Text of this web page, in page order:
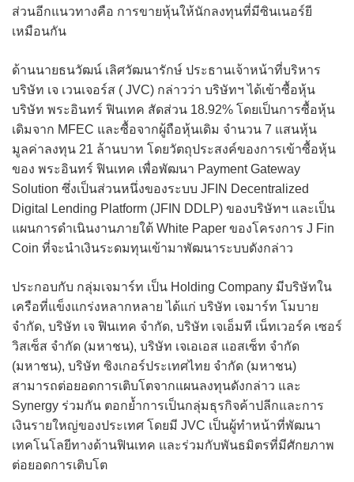
ส่วนอีกแนวทางคือ การขายหุ้นให้นักลงทุนที่มีซินเนอร์ยี
เหมือนกัน
ด้านนายธนวัฒน์ เลิศวัฒนารักษ์ ประธานเจ้าหน้าที่บริหาร
บริษัท เจ เวนเจอร์ส ( JVC) กล่าวว่า บริษัทฯ ได้เข้าซื้อหุ้น
บริษัท พระอินทร์ ฟินเทค สัดส่วน 18.92% โดยเป็นการซื้อหุ้น
เดิมจาก MFEC และซื้อจากผู้ถือหุ้นเดิม จำนวน 7 แสนหุ้น
มูลค่าลงทุน 21 ล้านบาท โดยวัตถุประสงค์ของการเข้าซื้อหุ้น
ของ พระอินทร์ ฟินเทค เพื่อพัฒนา Payment Gateway
Solution ซึ่งเป็นส่วนหนึ่งของระบบ JFIN Decentralized
Digital Lending Platform (JFIN DDLP) ของบริษัทฯ และเป็น
แผนการดำเนินงานภายใต้ White Paper ของโครงการ J Fin
Coin ที่จะนำเงินระดมทุนเข้ามาพัฒนาระบบดังกล่าว
ประกอบกับ กลุ่มเจมาร์ท เป็น Holding Company มีบริษัทใน
เครือที่แข็งแกร่งหลากหลาย ได้แก่ บริษัท เจมาร์ท โมบาย
จำกัด, บริษัท เจ ฟินเทค จำกัด, บริษัท เจเอ็มที เน็ทเวอร์ค เซอร์
วิสเซ็ส จำกัด (มหาชน), บริษัท เจเอเอส แอสเซ็ท จำกัด
(มหาชน), บริษัท ซิงเกอร์ประเทศไทย จำกัด (มหาชน)
สามารถต่อยอดการเติบโตจากแผนลงทุนดังกล่าว และ
Synergy ร่วมกัน ตอกย้ำการเป็นกลุ่มธุรกิจค้าปลีกและการ
เงินรายใหญ่ของประเทศ โดยมี JVC เป็นผู้ทำหน้าที่พัฒนา
เทคโนโลยีทางด้านฟินเทค และร่วมกับพันธมิตรที่มีศักยภาพ
ต่อยอดการเติบโต